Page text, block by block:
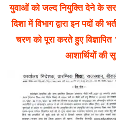
युवाओं को जल्द नियुक्ति देने के
दिशा में विभाग द्वारा इन पदों
चरण को पूरा करते हुए
आशार्थियों की